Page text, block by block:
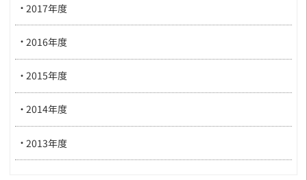
2017年度
2016年度
2015年度
2014年度
2013年度